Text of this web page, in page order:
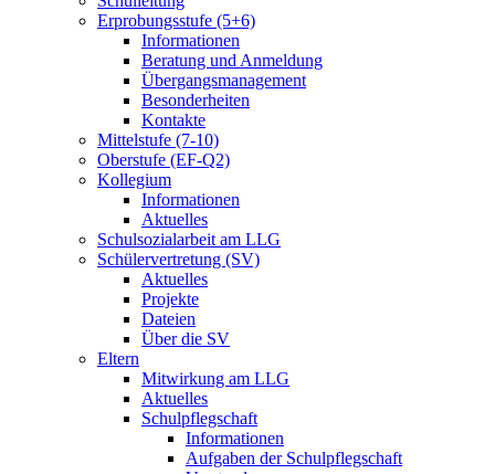
Erprobungsstufe (5+6)
Informationen
Beratung und Anmeldung
Übergangsmanagement
Besonderheiten
Kontakte
Mittelstufe (7-10)
Oberstufe (EF-Q2)
Kollegium
Informationen
Aktuelles
Schulsozialarbeit am LLG
Schülervertretung (SV)
Aktuelles
Projekte
Dateien
Über die SV
Eltern
Mitwirkung am LLG
Aktuelles
Schulpflegschaft
Informationen
Aufgaben der Schulpflegschaft